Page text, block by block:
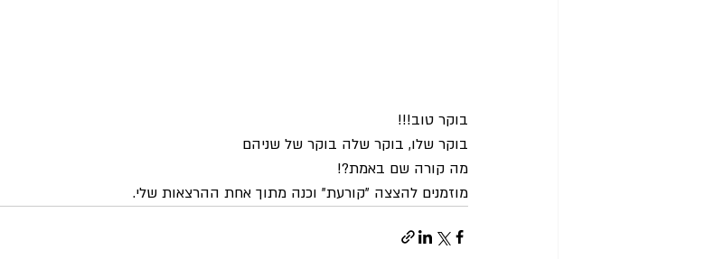
בוקר טוב!!!
בוקר שלו, בוקר שלה בוקר של שניהם
מה קורה שם באמת?!
מוזמנים להצצה "קורעת" וכנה מתוך אחת ההרצאות שלי.